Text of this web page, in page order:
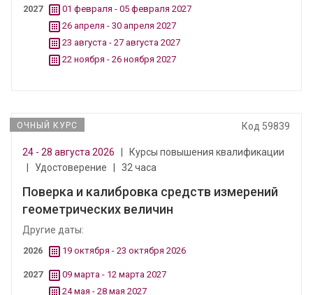
2027
01 февраля - 05 февраля 2027
26 апреля - 30 апреля 2027
23 августа - 27 августа 2027
22 ноября - 26 ноября 2027
ОЧНЫЙ КУРС Код 59839
24 - 28 августа 2026
Курсы повышения квалификации
Удостоверение 32 часа
Поверка и калибровка средств измерений
геометрических величин
Другие даты:
2026 19 октября - 23 октября 2026
2027
09 марта - 12 марта 2027
24 мая - 28 мая 2027